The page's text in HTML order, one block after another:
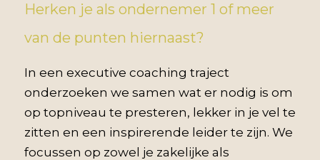
Herken je als ondernemer 1 of meer
van de punten hiernaast?
In een executive coaching traject
onderzoeken we samen wat er nodig is om
op topniveau te presteren, lekker in je vel te
zitten en een inspirerende leider te zijn. We
focussen op zowel je zakelijke als